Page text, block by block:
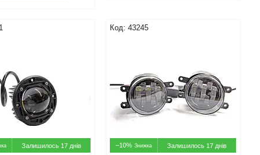
Залишилось 17 днів
43245
–10% Залишилось 17 днів